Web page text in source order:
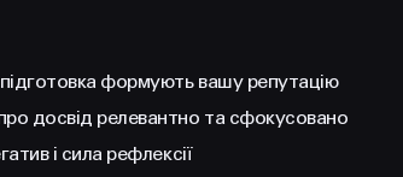
формують вашу репутацію
досвід релевантно та сфокусовано
і сила рефлексії